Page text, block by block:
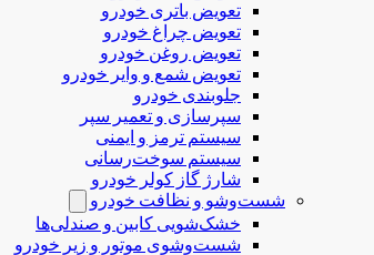
تعویض باتری خودرو
تعویض چراغ خودرو
تعویض روغن خودرو
تعویض شمع و وایر خودرو
جلوبندی خودرو
سپرسازی و تعمیر سپر
سیستم ترمز و ایمنی
سیستم سوخت‌رسانی
شارژ گاز کولر خودرو
شست‌وشو و نظافت خودرو
خشک‌شویی کابین و صندلی‌ها
شست‌وشوی موتور و زیر خودرو